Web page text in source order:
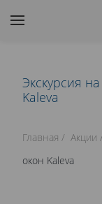
Экскурсия
Kaleva
Главная Акции
окон Kaleva